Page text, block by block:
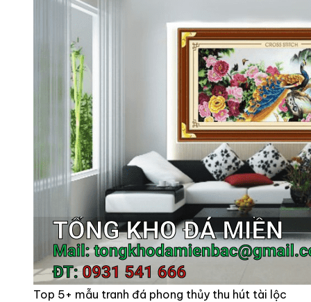
Top 5+ mẫu tranh đá phong thủy thu hút tài lộc